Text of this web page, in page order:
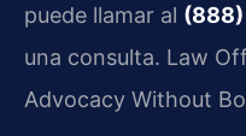
puede llamar al
una consulta. Law
Advocacy Without